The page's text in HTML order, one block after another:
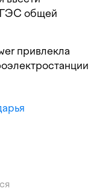
ГЭС общей
привлекла